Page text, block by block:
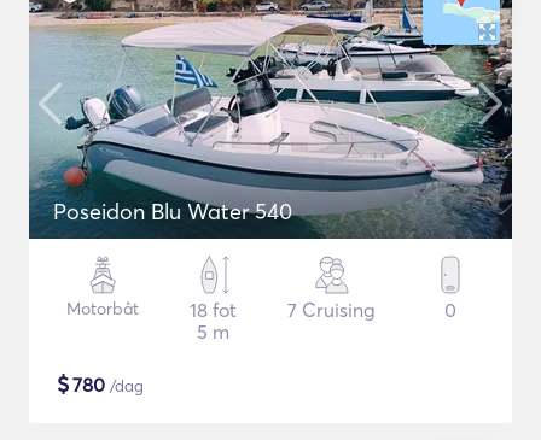
Poseidon Blu Water 540
Motorbåt
18 fot
5 m
7 Cruising 0
$780 /dag